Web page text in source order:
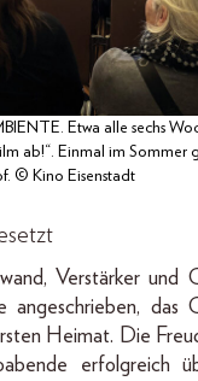
Etwa alle sechs
ab!“. Einmal im Sommer
© Kino Eisenstadt
Verstärker und
angeschrieben, das
Heimat. Die
erfolgreich